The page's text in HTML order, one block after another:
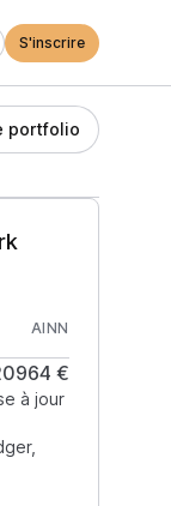
S'inscrire
portfolio
AINN
€
à jour